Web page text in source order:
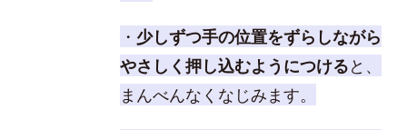
・ 少しずつ手の位置をずらしながら
やさしく押し込むようにつけると、
まんべんなくなじみます。